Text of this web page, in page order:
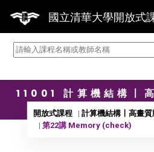
國立清華大學開放式
11001 計算機結構〡
開放式課程
計算機結構〡高畫
第22講 Memory (check)